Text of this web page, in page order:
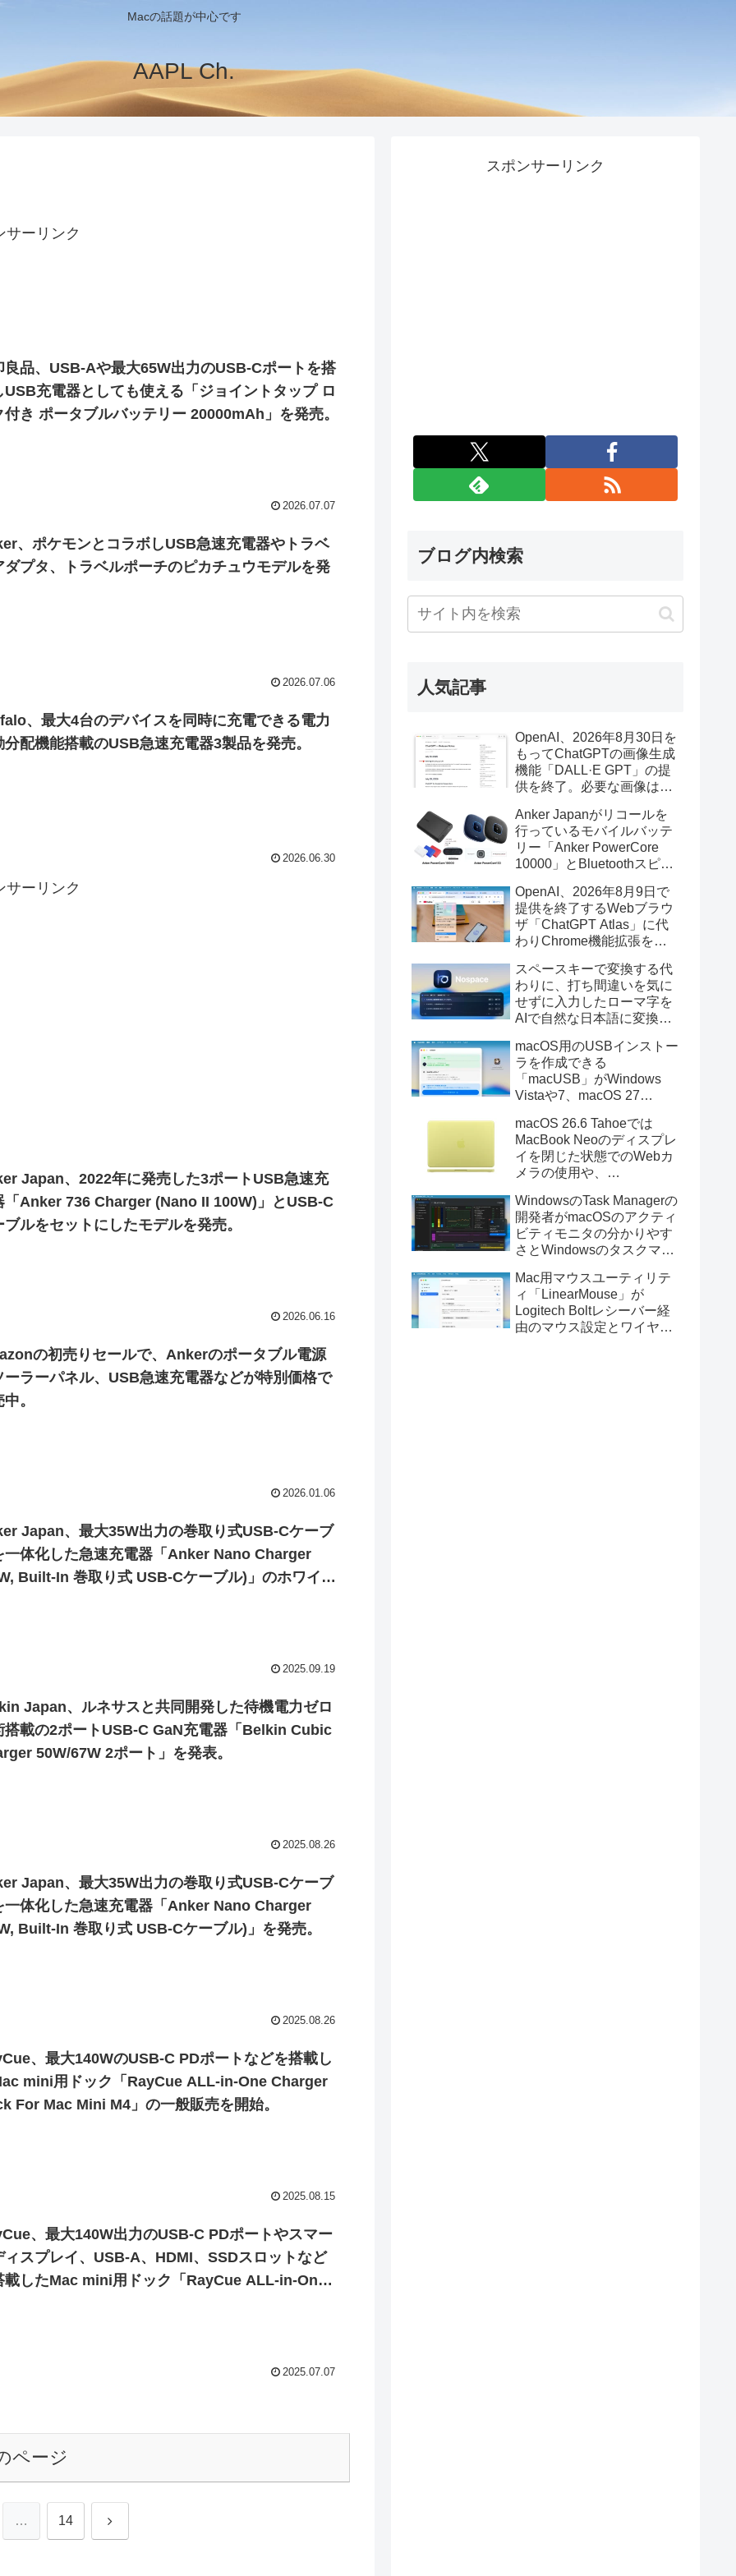
Macの話題が中心です
AAPL Ch.
サーリンク
良品、USB-Aや最大65W出力のUSB-Cポートを搭
USB充電器としても使える「ジョイントタップ ロ
付き ポータブルバッテリー 20000mAh」を発売。
2026.07.07
、ポケモンとコラボしUSB急速充電器やトラベ
ダプタ、トラベルポーチのピカチュウモデルを発
2026.07.06
、最大4台のデバイスを同時に充電できる電力
分配機能搭載のUSB急速充電器3製品を発売。
2026.06.30
サーリンク
Japan、2022年に発売した3ポートUSB急速充
「Anker 736 Charger (Nano II 100W)」とUSB-C
ブルをセットにしたモデルを発売。
2026.06.16
の初売りセールで、Ankerのポータブル電源
ーラーパネル、USB急速充電器などが特別価格で
。
2026.01.06
Japan、最大35W出力の巻取り式USB-Cケーブ
一体化した急速充電器「Anker Nano Charger
Built-In 巻取り式 USB-Cケーブル)」のホワイト
2025.09.19
Japan、ルネサスと共同開発した待機電力ゼロ
搭載の2ポートUSB-C GaN充電器「Belkin Cubic
50W/67W 2ポート」を発表。
2025.08.26
Japan、最大35W出力の巻取り式USB-Cケーブ
一体化した急速充電器「Anker Nano Charger
Built-In 巻取り式 USB-Cケーブル)」を発売。
2025.08.26
、最大140WのUSB-C PDポートなどを搭載し
mini用ドック「RayCue ALL-in-One Charger
For Mac Mini M4」の一般販売を開始。
2025.08.15
、最大140W出力のUSB-C PDポートやスマー
ィスプレイ、USB-A、HDMI、SSDスロットなど
載したMac mini用ドック「RayCue ALL-in-One
2025.07.07
ページ
… 14 次
スポンサーリンク
ブログ内検索
人気記事
OpenAI、2026年8月30日を
もってChatGPTの画像生成
機能「DALL·E GPT」の提
供を終了。必要な画像は期
Anker Japanがリコールを
行っているモバイルバッテ
リー「Anker PowerCore
10000」とBluetoothスピー
辺を焼損する火災が6月に3
件発生していたそうなので
注意を。
OpenAI、2026年8月9日で
提供を終了するWebブラウ
ザ「ChatGPT Atlas」に代
わりChrome機能拡張をア
画の質問やAsk ChatGPT機
能を追加。
スペースキーで変換する代
わりに、打ち間違いを気に
せずに入力したローマ字を
AIで自然な日本語に変換し
力アプリ「Nospace」がリ
リース。
macOS用のUSBインストー
ラを作成できる
「macUSB」がWindows
Vistaや7、macOS 27
トーラの作成に対応。
macOS 26.6 Tahoeでは
MacBook Neoのディスプレ
イを閉じた状態でのWebカ
メラの使用や、
利用しMacBook Neoを復元
する際の安定性が向上。
WindowsのTask Managerの
開発者がmacOSのアクティ
ビティモニタの分かりやす
さとWindowsのタスクマネ
Mac用システムモニタアプ
リ「Task Manager TMOG」
のBeta版を公開。
Mac用マウスユーティリテ
ィ「LinearMouse」が
Logitech Boltレシーバー経
由のマウス設定とワイヤレ